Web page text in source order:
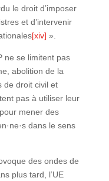
le droit d’imposer
et d’intervenir
[xiv] ».
ne se limitent pas
abolition de la
de droit civil et
pas à utiliser leur
mener des
dans le sens
des ondes de
plus tard, l’UE